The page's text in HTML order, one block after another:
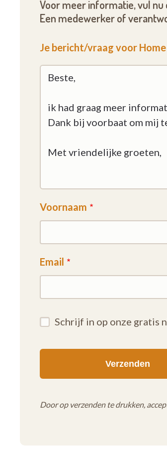
begeleiding om te leven. Op
Voor meer informatie, vul
Een medewerker of
Je bericht/vraag voor
Voornaam
Email
Schrijf in op onze gratis
Door op verzenden te drukken,